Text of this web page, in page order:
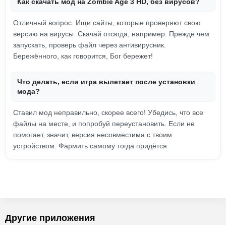
Отличный вопрос. Ищи сайты, которые проверяют свою
версию на вирусы. Скачай отсюда, например. Прежде чем
запускать, проверь файл через антивирусник.
Бережённого, как говорится, Бог бережет!
Что делать, если игра вылетает после установки
мода?
Ставил мод неправильно, скорее всего! Убедись, что все
файлы на месте, и попробуй переустановить. Если не
помогает, значит, версия несовместима с твоим
устройством. Фармить самому тогда придётся.
Другие приложения